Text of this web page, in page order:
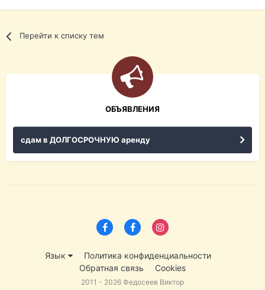
Перейти к списку тем
ОБЪЯВЛЕНИЯ
сдам в ДОЛГОСРОЧНУЮ аренду
Язык
Политика конфиденциальности
Обратная связь
Cookies
2011 - 2026 Федосеев Виктор